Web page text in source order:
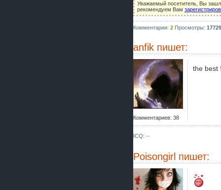
Уважаемый посетитель, Вы
рекомендуем Вам
Комментарии: 2 Просмотры: 17729
anfik пишет:
Комментариев: 38
the best
ICQ: --
Poisongirl пишет: